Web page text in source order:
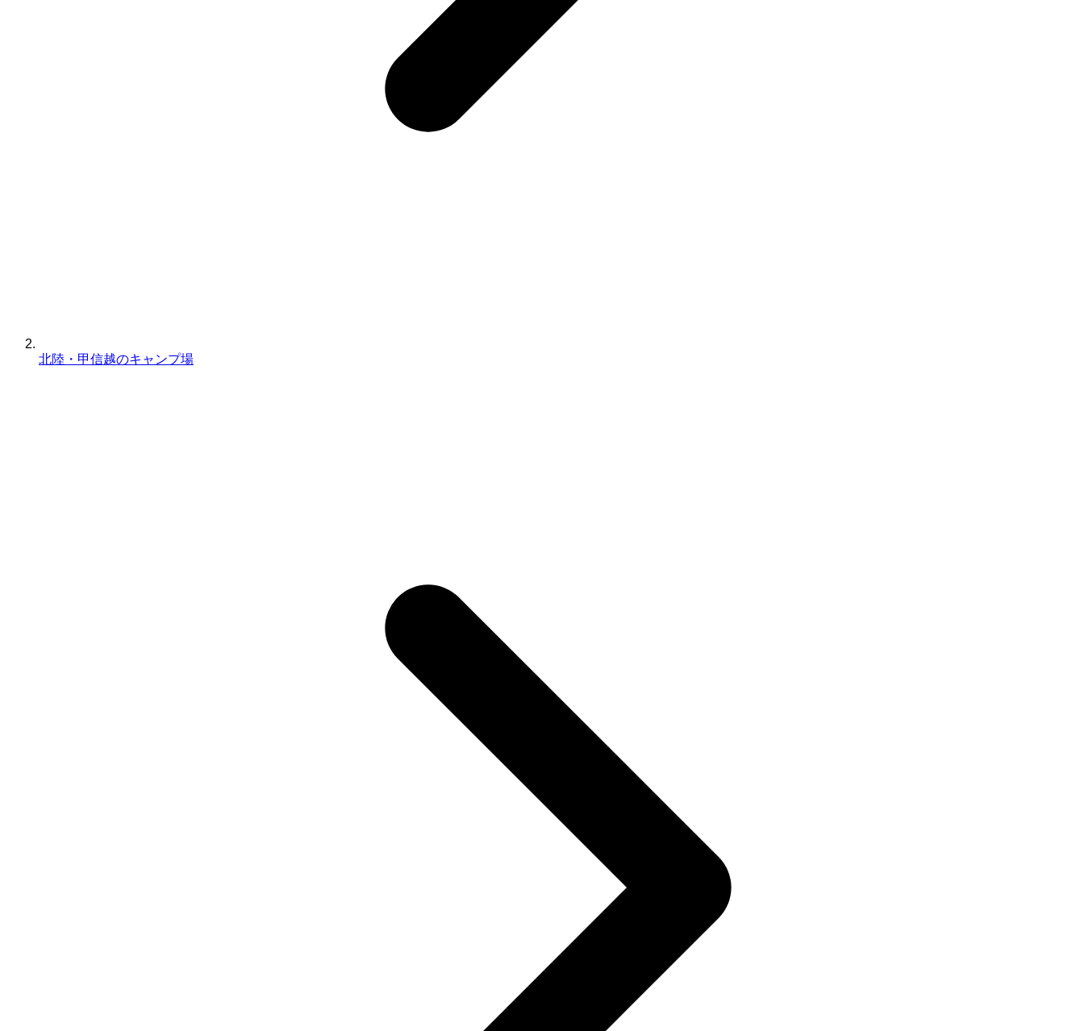
北陸・甲信越のキャンプ場